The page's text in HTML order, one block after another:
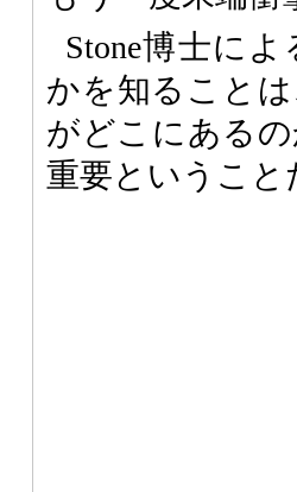
Stone博士に
かを知ること
がどこにある
重要ということ